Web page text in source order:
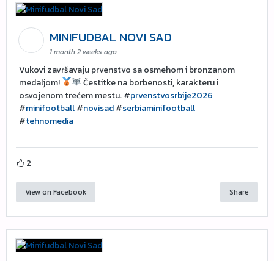
MINIFUDBAL NOVI SAD
1 month 2 weeks ago
Vukovi završavaju prvenstvo sa osmehom i bronzanom
medaljom!
Čestitke na borbenosti, karakteru i
osvojenom trećem mestu. #prvenstvosrbije2026
#minifootball#novisad#serbiaminifootball
#tehnomedia
2
View on Facebook Share